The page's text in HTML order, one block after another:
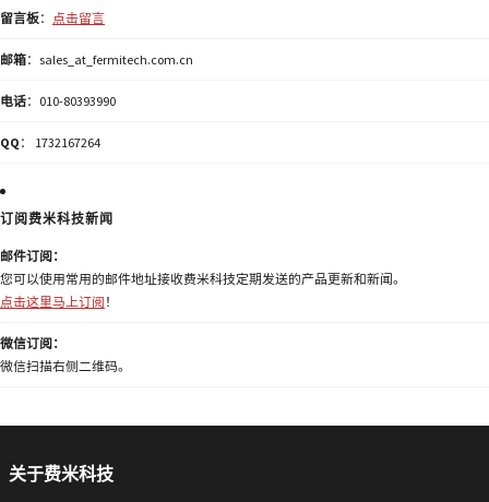
留言板： 点击留言
邮箱：sales_at_fermitech.com.cn
电话：010-80393990
QQ ： 1732167264
订阅费米科技新闻
邮件订阅：
您可以使用常用的邮件地址接收费米科技定期发送的产品更新和新闻。
点击这里马上订阅 ！
微信订阅：
微信扫描右侧二维码。
关于费米科技